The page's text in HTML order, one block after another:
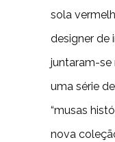
sola
designer de
juntaram-se
uma série
“musas
nova